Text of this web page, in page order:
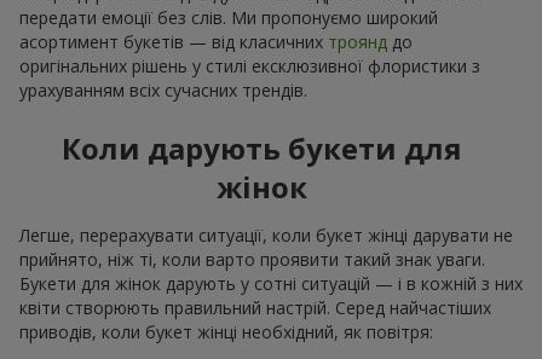
передати емоції без слів. Ми пропонуємо широкий
асортимент букетів — від класичних троянд до
оригінальних рішень у стилі ексклюзивної флористики з
урахуванням всіх сучасних трендів.
Коли дарують букети для
жінок
Легше, перерахувати ситуації, коли букет жінці дарувати не
прийнято, ніж ті, коли варто проявити такий знак уваги.
Букети для жінок дарують у сотні ситуацій — і в кожній з них
квіти створюють правильний настрій. Серед найчастіших
приводів, коли букет жінці необхідний, як повітря: